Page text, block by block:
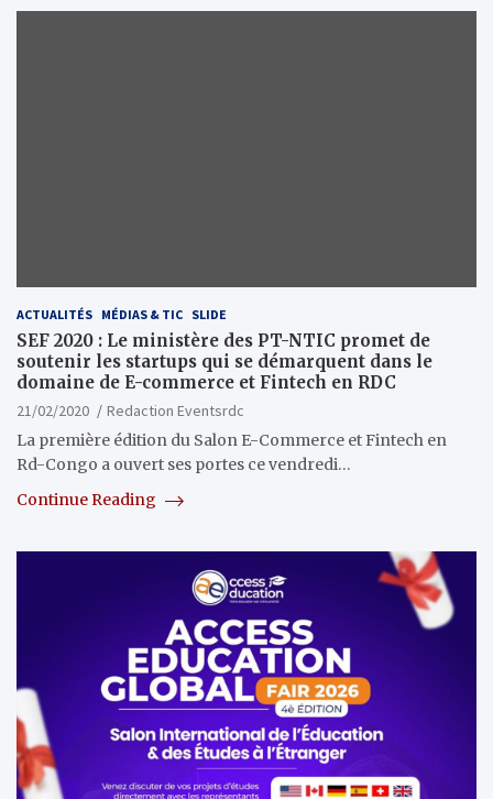
ACTUALITÉS MÉDIAS & TIC SLIDE
SEF 2020 : Le ministère des PT-NTIC promet de
soutenir les startups qui se démarquent dans le
domaine de E-commerce et Fintech en RDC
21/02/2020
Redaction Eventsrdc
La première édition du Salon E-Commerce et Fintech en
Rd-Congo a ouvert ses portes ce vendredi…
Continue Reading